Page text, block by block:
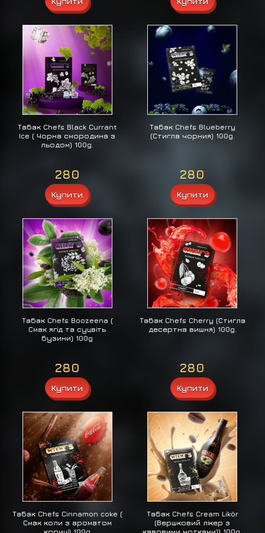
Табак Chefs Black Currant
Ice ( Чорна смородина з
льодом) 100g.
280
Табак Chefs Blueberry
(Стигла чорния) 100g.
280
Табак Chefs Boozeena (
Смак ягід та суцвіть
бузини) 100g
280
Табак Chefs Cherry (Стигла
десертна вишня) 100g.
280
Табак Chefs Cinnamon coke (
Смак коли з ароматом
Табак Chefs Cream Likör
(Вершковий лікер з